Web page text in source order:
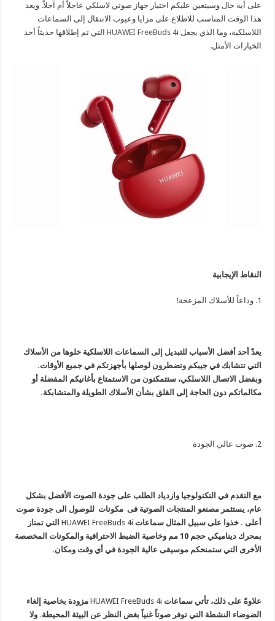
على أية حال وسيتعين عليكم اختيار جهاز صوتي لاسلكي عاجلاً أم آجلاً. ويعد
هذا الوقت المناسب للاطلاع على مزايا وعيوب الانتقال إلى السماعات
اللاسلكية، وما الذي يجعل HUAWEI FreeBuds 4iالتي تم إطلاقها حديثاً أحد
الخيارات الأمثل.
النقاط الإيجابية
1. وداعاً للأسلاك المزعجة!
يعدّ أحد أفضل الأسباب للتبديل إلى السماعات اللاسلكية خلوها من الأسلاك
التي تتشابك في جيبكم وتضطرون لوصلها بأجهزتكم في جميع الأوقات.
وبفضل الاتصال اللاسلكي، ستتمكنون من الاستمتاع بأغانيكم المفضلة أو
مكالماتكم دون الحاجة إلى القلق بشأن الأسلاك الطويلة والمتشابكة.
2. صوت عالي الجودة
مع التقدم في التكنولوجيا وازدياد الطلب على جودة الصوت الأفضل بشكل
عام، يستثمر مصنعو المنتجات الصوتية فى مكونات للوصول الى جودة صوت
أعلى . خذوا على سبيل المثال سماعات HUAWEI FreeBuds 4iالتي تمتاز
بمحرك ديناميكي حجم 10 مم وخاصية الضبط الاحترافية والمكونات المخصصة
الأخرى التي ستمنحكم موسيقى عالية الجودة في أي وقت ومكان.
علاوةً على ذلك، تأتي سماعات HUAWEI FreeBuds 4iمزودة بخاصية إلغاء
الضوضاء النشطة التي توفر صوتاً غنياً بغض النظر عن البيئة المحيطة. ولا